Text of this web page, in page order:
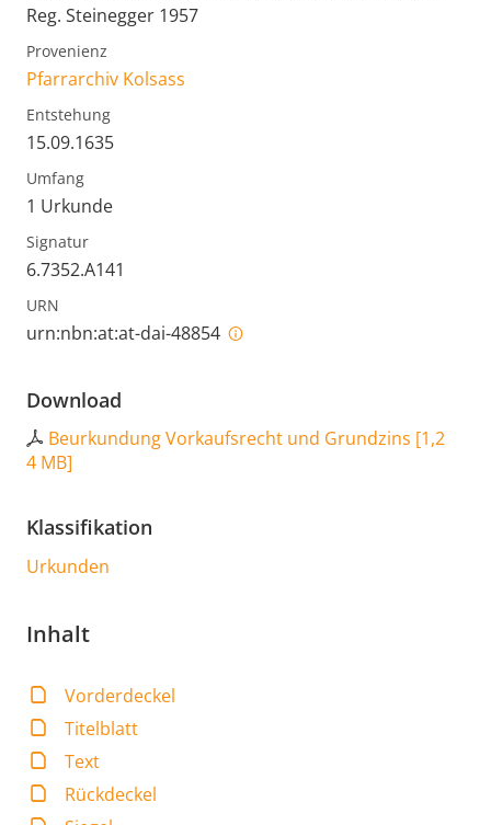
Reg. Steinegger 1957
Provenienz
Pfarrarchiv Kolsass
Entstehung
15.09.1635
Umfang
1 Urkunde
Signatur
6.7352.A141
URN
urn:nbn:at:at-dai-48854
Download
Beurkundung Vorkaufsrecht und Grundzins [1,2
4 MB]
Klassifikation
Urkunden
Inhalt
Vorderdeckel
Titelblatt
Text
Rückdeckel